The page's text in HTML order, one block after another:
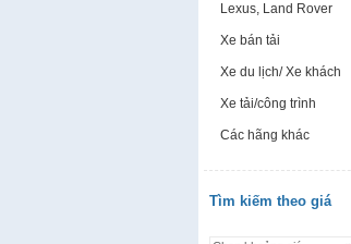
Lexus, Land Rover
Xe bán tải
Xe du lịch/ Xe khách
Xe tải/công trình
Các hãng khác
Tìm kiếm theo giá